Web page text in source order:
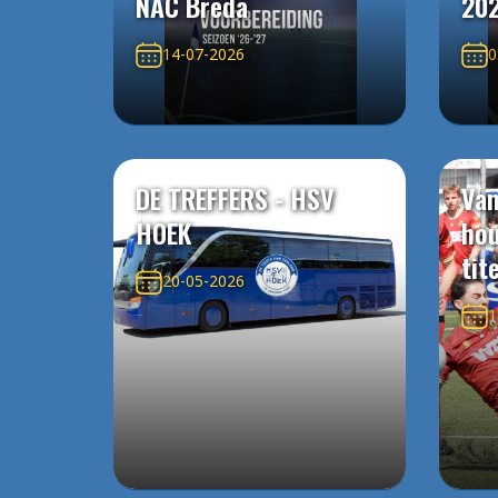
14-07-2026
DE TREFFERS - HSV
HOEK
20-05-2026